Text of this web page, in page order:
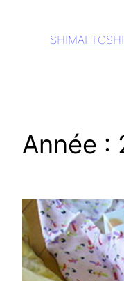
SHIMAI
Année :